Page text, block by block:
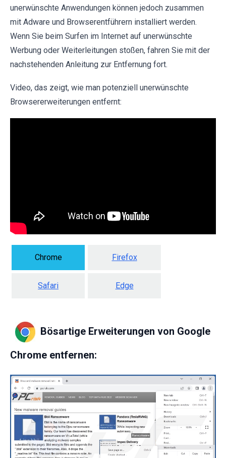
unerwünschte Anwendungen können jedoch zusammen
mit Adware und Browserentführern installiert werden.
Wenn Sie beim Surfen im Internet auf unerwünschte
Werbung oder Weiterleitungen stoßen, fahren Sie mit der
nachstehenden Anleitung zur Entfernung fort.
Video, das zeigt, wie man potenziell unerwünschte
Browsererweiterungen entfernt:
Chrome Firefox
Safari Edge
Bösartige Erweiterungen von Google
Chrome entfernen: